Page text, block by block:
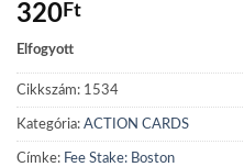
320Ft
Elfogyott
Cikkszám: 1534
Kategória: ACTION CARDS
Címke: Fee Stake: Boston